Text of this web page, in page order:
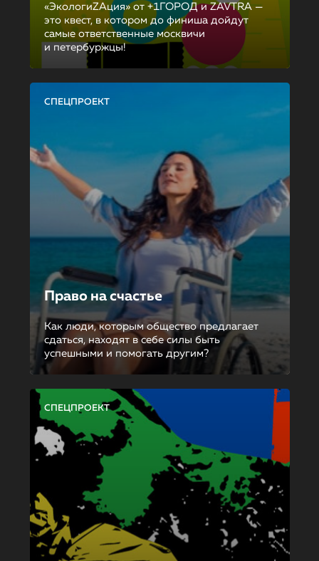
«ЭкологиZAция» от +1ГОРОД и ZAVTRA —
это квест, в котором до финиша дойдут
самые ответственные москвичи
и петербуржцы!
СПЕЦПРОЕКТ
Право на счастье
Как люди, которым общество предлагает
сдаться, находят в себе силы быть
успешными и помогать другим?
СПЕЦПРОЕКТ